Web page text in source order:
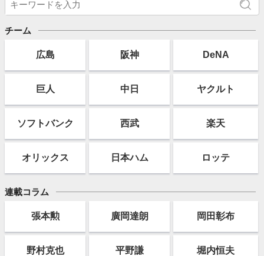
チーム
広島 阪神 DeNA
巨人 中日 ヤクルト
ソフトバンク 西武 楽天
オリックス 日本ハム ロッテ
連載コラム
張本勲 廣岡達朗 岡田彰布
野村克也 平野謙 堀内恒夫